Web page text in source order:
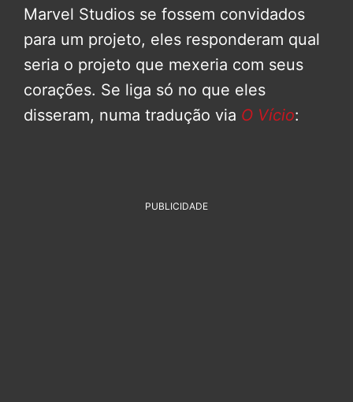
Marvel Studios se fossem convidados
para um projeto, eles responderam qual
seria o projeto que mexeria com seus
corações. Se liga só no que eles
disseram, numa tradução via O Vício:
PUBLICIDADE